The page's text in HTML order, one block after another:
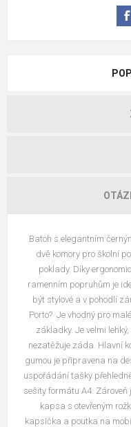
Batoh s elegantním
dvě komory pro školní
poklady. Díky
ramenním popruhům je
být stylové a v pohodlí
Porto? Je vhodný pro
základky. Je velmi
nezatěžuje záda. Hlavní
gumou je připravena na
uspořádání tašky
sešity formátu A4.
kapsa s otevřeným
kapsička a poutka na